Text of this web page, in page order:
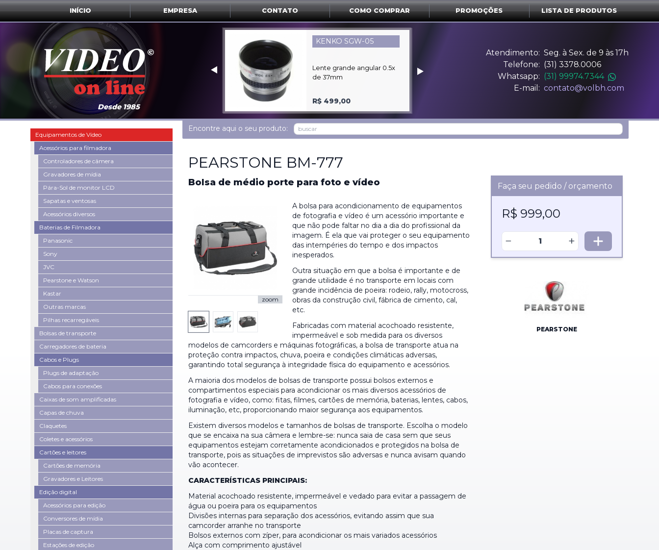
INÍCIO EMPRESA CONTATO COMO COMPRAR PROMOÇÕES LISTA DE PRODUTOS
Desde 1985
LIBEC ZC-LP
Controlador de câmera
remoto no tripé “LANC”
R$ 1.080,00
‣
‣
Atendimento: Seg. à Sex. de 9 às 17h
Telefone: (31) 3378.0006
Whatsapp: (31) 99974.7344
E-mail: contato@volbh.com
Encontre aqui o seu produto:
Equipamentos de Vídeo
Acessórios para filmadora
Controladores de câmera
Gravadores de mídia
Pára-Sol de monitor LCD
Sapatas e ventosas
Acessórios diversos
Baterias de Filmadora
Panasonic
Sony
JVC
Pearstone e Watson
Kastar
Outras marcas
Pilhas recarregáveis
Bolsas de transporte
Carregadores de bateria
Cabos e Plugs
Plugs de adaptação
Cabos para conexões
Caixas de som amplificadas
Capas de chuva
Claquetes
Coletes e acessórios
Cartões e leitores
Cartões de memória
Gravadores e Leitores
Edição digital
Acessórios para edição
Conversores de mídia
Placas de captura
Estações de edição
PEARSTONE BM-777
Bolsa de médio porte para foto e vídeo
zoom
A bolsa para acondicionamento de equipamentos
de fotografia e vídeo é um acessório importante e
que não pode faltar no dia a dia do profissional da
imagem. É ela que vai proteger o seu equipamento
das intempéries do tempo e dos impactos
inesperados.
Outra situação em que a bolsa é importante e de
grande utilidade é no transporte em locais com
grande incidência de poeira: rodeio, rally, motocross,
obras da construção civil, fábrica de cimento, cal,
etc.
Fabricadas com material acochoado resistente,
impermeável e sob medida para os diversos
modelos de camcorders e máquinas fotográficas, a bolsa de transporte atua na
proteção contra impactos, chuva, poeira e condições climáticas adversas,
garantindo total segurança à integridade física do equipamento e acessórios.
A maioria dos modelos de bolsas de transporte possui bolsos externos e
compartimentos especiais para acondicionar os mais diversos acessórios de
fotografia e vídeo, como: fitas, filmes, cartões de memória, baterias, lentes, cabos,
iluminação, etc, proporcionando maior segurança aos equipamentos.
Existem diversos modelos e tamanhos de bolsas de transporte. Escolha o modelo
que se encaixa na sua câmera e lembre-se: nunca saia de casa sem que seus
equipamentos estejam corretamente acondicionados e protegidos na bolsa de
transporte, pois as situações de imprevistos são adversas e nunca avisam quando
vão acontecer.
CARACTERÍSTICAS PRINCIPAIS:
Material acochoado resistente, impermeável e vedado para evitar a passagem de
água ou poeira para os equipamentos
Divisões internas para separação dos acessórios, evitando assim que sua
camcorder arranhe no transporte
Bolsos externos com zíper, para acondicionar os mais variados acessórios
Alça com comprimento ajustável
Faça seu pedido / orçamento
R$ 999,00
−
+
PEARSTONE